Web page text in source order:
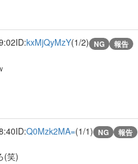
ID:kxMjQyMzY(1/2) NG 報告
ID:Q0Mzk2MA=(1/1) NG 報告
(笑)